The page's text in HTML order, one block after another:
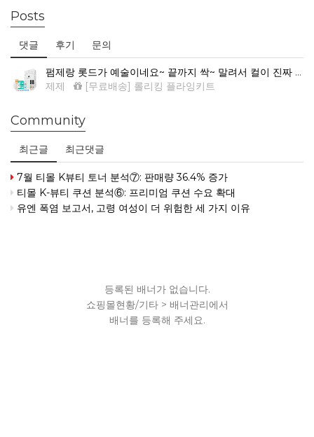
Posts
댓글 후기 문의
펌제랑 롯드가 예술이네요~ 끝까지 싹~ 말려서 컬이 진짜 예뻐요.
제제
[무료배송] 롤리킹 플라잉키트
Community
최근글 최근댓글
7월 티몰 K뷰티 토너 분석⑦: 판매량 36.4% 증가
티몰 K-뷰티 쿠션 분석⑥: 프리미엄 쿠션 수요 확대
유엔 폭염 보고서, 고령 여성이 더 위험한 세 가지 이유
등록된 배너가 없습니다.
쇼핑몰현황/기타 > 배너관리에서
배너를 등록해 주세요.